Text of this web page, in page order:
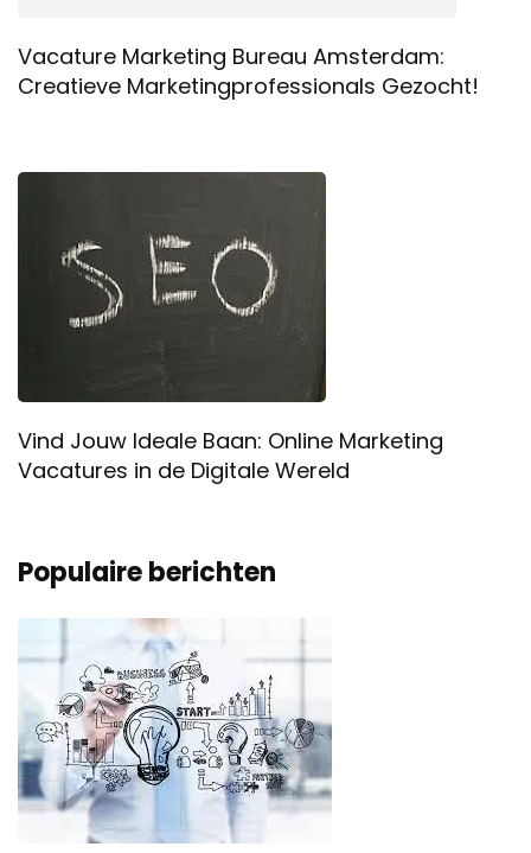
Vacature Marketing Bureau Amsterdam:
Creatieve Marketingprofessionals Gezocht!
Vind Jouw Ideale Baan: Online Marketing
Vacatures in de Digitale Wereld
Populaire berichten